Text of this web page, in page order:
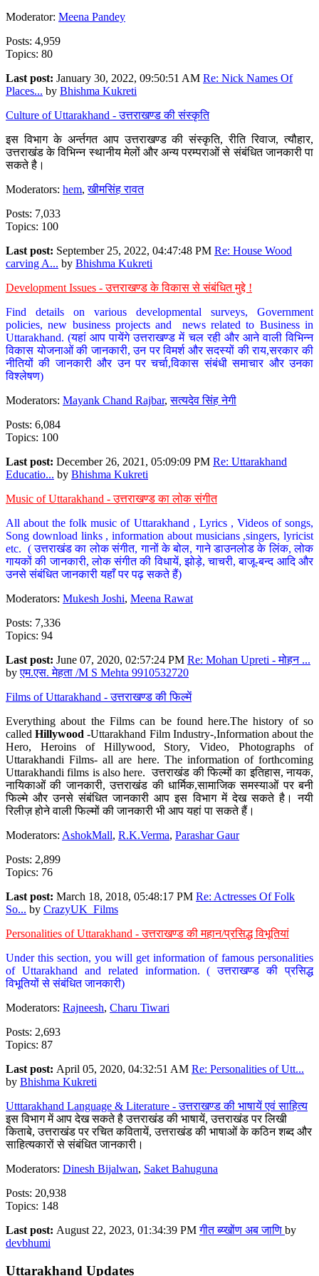
Moderator: Meena Pandey
Posts: 4,959
Topics: 80
Last post: January 30, 2022, 09:50:51 AM Re: Nick Names Of
Places... by Bhishma Kukreti
Culture of Uttarakhand - उत्तराखण्ड की संस्कृति
इस विभाग के अर्न्तगत आप उत्तराखण्ड की संस्कृति, रीति रिवाज, त्यौहार,
उत्तराखंड के विभिन्न स्थानीय मेलों और अन्य परम्पराओं से संबंधित जानकारी पा
सकते है।
Moderators: hem,खीमसिंह रावत
Posts: 7,033
Topics: 100
Last post: September 25, 2022, 04:47:48 PM Re: House Wood
carving A... by Bhishma Kukreti
Development Issues - उत्तराखण्ड के विकास से संबंधित मुद्दे !
Find details on various developmental surveys, Government
policies, new business projects and news related to Business in
Uttarakhand. (यहां आप पायेंगे उत्तराखण्ड में चल रही और आने वाली विभिन्न
विकास योजनाओं की जानकारी, उन पर विमर्श और सदस्यों की राय,सरकार की
नीतियों की जानकारी और उन पर चर्चा,विकास संबंधी समाचार और उनका
विश्लेषण)
Moderators: Mayank Chand Rajbar,सत्यदेव सिंह नेगी
Posts: 6,084
Topics: 100
Last post: December 26, 2021, 05:09:09 PM Re: Uttarakhand
Educatio... by Bhishma Kukreti
Music of Uttarakhand - उत्तराखण्ड का लोक संगीत
All about the folk music of Uttarakhand , Lyrics , Videos of songs,
Song download links , information about musicians ,singers, lyricist
etc. ( उत्तराखंड का लोक संगीत, गानों के बोल, गाने डाउनलोड के लिंक, लोक
गायकों की जानकारी, लोक संगीत की विधायें, झोड़े, चाचरी, बाजू-बन्द आदि और
उनसे संबंधित जानकारी यहाँ पर पढ़ सकते हैं)
Moderators: Mukesh Joshi, Meena Rawat
Posts: 7,336
Topics: 94
Last post: June 07, 2020, 02:57:24 PM Re: Mohan Upreti - मोहन ...
byएम.एस. मेहता /M S Mehta 9910532720
Films of Uttarakhand - उत्तराखण्ड की फिल्में
Everything about the Films can be found here.The history of so
calledHillywood-Uttarakhand Film Industry-,Information about the
Hero, Heroins of Hillywood, Story, Video, Photographs of
Uttarakhandi Films- all are here. The information of forthcoming
Uttarakhandi films is also here. उत्तराखंड की फिल्मों का इतिहास, नायक,
नायिकाओं की जानकारी, उत्तराखंड की धार्मिक,सामाजिक समस्याओं पर बनी
फिल्मे और उनसे संबंधित जानकारी आप इस विभाग में देख सकते है। नयी
रिलीज़ होने वाली फिल्मों की जानकारी भी आप यहां पा सकते हैं।
Moderators: AshokMall, R.K.Verma, Parashar Gaur
Posts: 2,899
Topics: 76
Last post: March 18, 2018, 05:48:17 PM Re: Actresses Of Folk
So... by CrazyUK_Films
Personalities of Uttarakhand - उत्तराखण्ड की महान/प्रसिद्ध विभूतियां
Under this section, you will get information of famous personalities
of Uttarakhand and related information. ( उत्तराखण्ड की प्रसिद्ध
विभूतियों से संबंधित जानकारी)
Moderators: Rajneesh, Charu Tiwari
Posts: 2,693
Topics: 87
Last post: April 05, 2020, 04:32:51 AM Re: Personalities of Utt...
by Bhishma Kukreti
Utttarakhand Language & Literature - उत्तराखण्ड की भाषायें एवं साहित्य
इस विभाग में आप देख सकते है उत्तराखंड की भाषायें, उत्तराखंड पर लिखी
किताबे, उत्तराखंड पर रचित कवितायें, उत्तराखंड की भाषाओं के कठिन शब्द और
साहित्यकारों से संबंधित जानकारी।
Moderators: Dinesh Bijalwan, Saket Bahuguna
Posts: 20,938
Topics: 148
Last post: August 22, 2023, 01:34:39 PMगीत ब्य्खोंण अब जाणि by
devbhumi
Uttarakhand Updates